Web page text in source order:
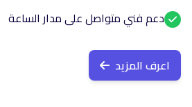
دعم فني متواصل على مدار الساعة
اعرف المزيد